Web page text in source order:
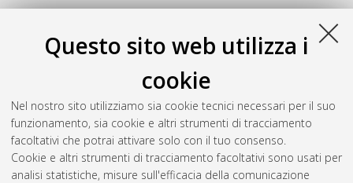
Questo sito web utilizza i
cookie
Nel nostro sito utilizziamo sia cookie tecnici necessari per il suo
funzionamento, sia cookie e altri strumenti di tracciamento
facoltativi che potrai attivare solo con il tuo consenso.
Cookie e altri strumenti di tracciamento facoltativi sono usati per
analisi statistiche, misure sull'efficacia della comunicazione
V
Varela Corredor, Felipe (2016)Membrane Contactors for
High Temperature Applications, [Dissertation thesis], Alma
Mater Studiorum Università di Bologna. Dottorato di ricerca in
Ingegneria chimica dell'ambiente e della sicurezza, 28 Ciclo.
DOI 10.6092/unibo/amsdottorato/7561.
Questa lista e' stata generata ilSat Aug 8 20:44:06 2026